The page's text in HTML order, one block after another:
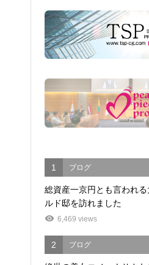
1 ブログ
総資産一京円とも言われ
ルド邸を訪れました
6,469 views
2 ブログ